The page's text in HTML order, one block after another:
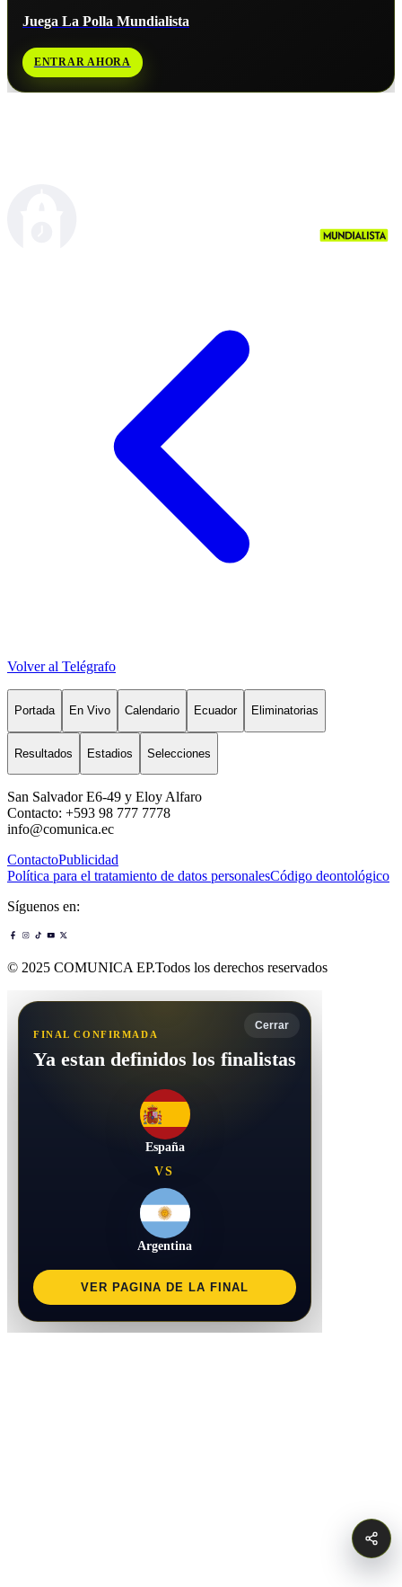
Juega La Polla Mundialista
ENTRAR AHORA
Volver al Telégrafo
Portada En Vivo Calendario Ecuador Eliminatorias
Resultados Estadios Selecciones
San Salvador E6-49 y Eloy Alfaro
Contacto: +593 98 777 7778
info@comunica.ec
ContactoPublicidad
Política para el tratamiento de datos personalesCódigo deontológico
Síguenos en:
© 2025 COMUNICA EP.Todos los derechos reservados
Cerrar
FINAL CONFIRMADA
Ya estan definidos los finalistas
España
VS
Argentina
VER PAGINA DE LA FINAL